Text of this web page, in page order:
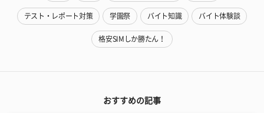
テスト・レポート対策 学園祭 バイト知識 バイト体験談
格安SIMしか勝たん！
おすすめの記事